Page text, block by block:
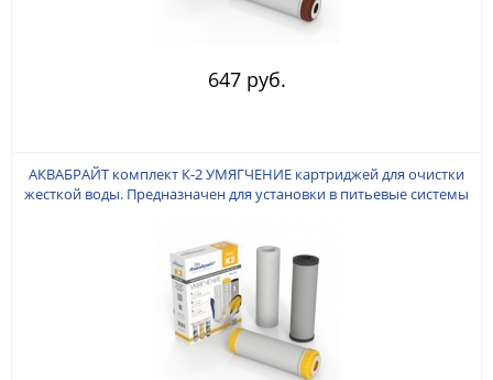
647 руб.
АКВАБРАЙТ комплект К-2 УМЯГЧЕНИЕ картриджей для очистки
жесткой воды. Предназначен для установки в питьевые системы